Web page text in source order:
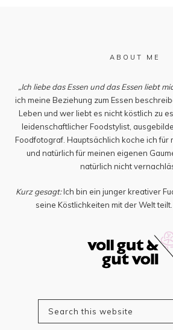
ABOUT ME
„Ich liebe das Essen und das Essen liebt
ich meine Beziehung zum Essen
Leben und wer liebt es nicht köstlich zu
leidenschaftlicher Foodstylist,
Foodfotograf. Hauptsächlich koche ich für
und natürlich für meinen eigenen
natürlich nicht
Kurz gesagt:Ich bin ein junger kreativer
seine Köstlichkeiten mit der Welt teilt.